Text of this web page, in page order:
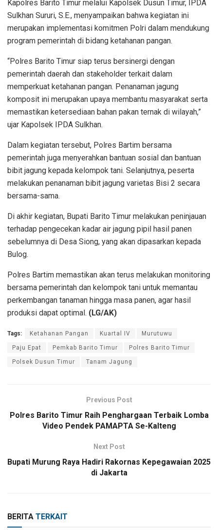
Kapolres Barito Timur melalui Kapolsek Dusun Timur, IPDA
Sulkhan Sururi, S.E., menyampaikan bahwa kegiatan ini
merupakan implementasi komitmen Polri dalam mendukung
program pemerintah di bidang ketahanan pangan.
“Polres Barito Timur siap terus bersinergi dengan
pemerintah daerah dan stakeholder terkait dalam
memperkuat ketahanan pangan. Penanaman jagung
komposit ini merupakan upaya membantu masyarakat serta
memastikan ketersediaan bahan pakan ternak di wilayah,”
ujar Kapolsek IPDA Sulkhan.
Dalam kegiatan tersebut, Polres Bartim bersama
pemerintah juga menyerahkan bantuan sosial dan bantuan
bibit jagung kepada kelompok tani. Selanjutnya, peserta
melakukan penanaman bibit jagung varietas Bisi 2 secara
bersama-sama.
Di akhir kegiatan, Bupati Barito Timur melakukan peninjauan
terhadap pengecekan kadar air jagung pipil hasil panen
sebelumnya di Desa Siong, yang akan dipasarkan kepada
Bulog.
Polres Bartim memastikan akan terus melakukan monitoring
bersama pemerintah dan kelompok tani untuk memantau
perkembangan tanaman hingga masa panen, agar hasil
produksi dapat optimal. (LG/AK)
Tags: Ketahanan Pangan Kuartal IV Murutuwu
Paju Epat Pemkab Barito Timur Polres Barito Timur
Polsek Dusun Timur Tanam Jagung
Previous Post
Polres Barito Timur Raih Penghargaan Terbaik Lomba
Video Pendek PAMAPTA Se-Kalteng
Next Post
Bupati Murung Raya Hadiri Rakornas Kepegawaian 2025
di Jakarta
BERITA TERKAIT